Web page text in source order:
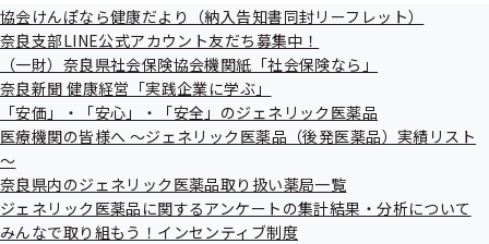
協会けんぽなら健康だより（納入告知書同封リーフレット）
奈良支部LINE公式アカウント友だち募集中！
（一財）奈良県社会保険協会機関紙「社会保険なら」
奈良新聞 健康経営「実践企業に学ぶ」
「安価」・「安心」・「安全」のジェネリック医薬品
医療機関の皆様へ ～ジェネリック医薬品（後発医薬品）実績リスト
～
奈良県内のジェネリック医薬品取り扱い薬局一覧
ジェネリック医薬品に関するアンケートの集計結果・分析について
みんなで取り組もう！インセンティブ制度
対応
特定保健指導の案内を送付した事業所へは、電話にて経過説
明と謝罪を行いました。
再発防止策
健診機関でのデータ整理については、協会のシステムで編集
することが可能であるため、健診機関側では不要な編集を行
わないこととします。